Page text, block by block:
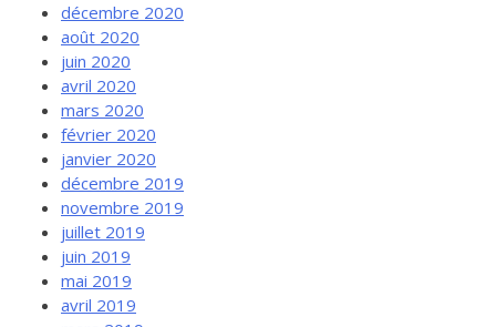
décembre 2020
août 2020
juin 2020
avril 2020
mars 2020
février 2020
janvier 2020
décembre 2019
novembre 2019
juillet 2019
juin 2019
mai 2019
avril 2019